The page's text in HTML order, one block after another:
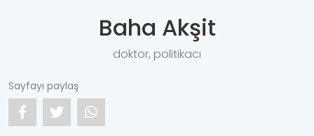
Baha Akşit
doktor, politikacı
Sayfayı paylaş